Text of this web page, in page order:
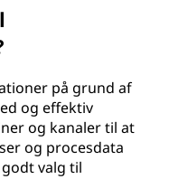
på grund af
og effektiv
og kanaler til at
og procesdata
valg til